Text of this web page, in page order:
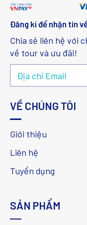
Đăng kí để nhận tin
Chia sẻ liên hệ với
về tour và ưu đãi!
VỀ CHÚNG TÔI
Giới thiệu
Liên hệ
Tuyển dụng
SẢN PHẨM